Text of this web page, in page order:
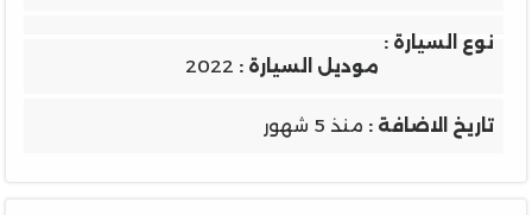
نوع السيارة :
موديل السيارة : 2022
تاريخ الاضافة : منذ 5 شهور